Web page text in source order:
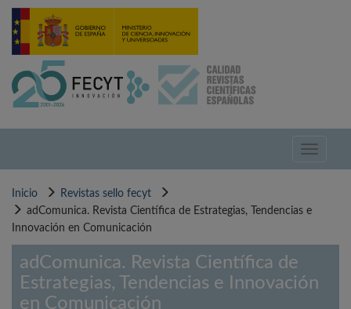
Pasar
contenido
Toggle
Inicio
Revistas sello fecyt
adComunica. Revista Científica de Estrategias, Tendencias e
Innovación en Comunicación
adComunica. Revista Científica de
Estrategias, Tendencias e Innovación
en Comunicación